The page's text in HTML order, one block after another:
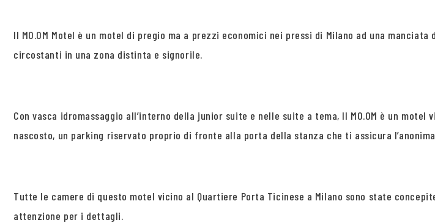
Il MO.OM Motel è un motel di pregio ma a prezzi economici nei pressi di Milano ad una
circostanti in una zona distinta e signorile.
Con vasca idromassaggio all’interno della junior suite e nelle suite a tema, Il MO.OM è un
nascosto, un parking riservato proprio di fronte alla porta della stanza che ti assicura
Tutte le camere di questo motel vicino al Quartiere Porta Ticinese a Milano sono state
attenzione per i dettagli.